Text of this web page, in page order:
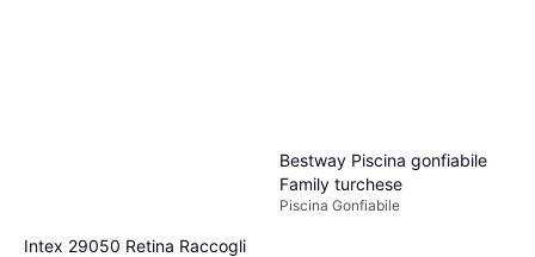
Intex 29050 Retina Raccogli
Bestway Piscina gonfiabile
Family turchese
Piscina Gonfiabile